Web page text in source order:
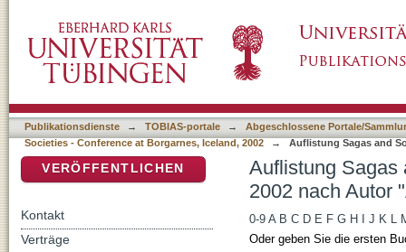
Publikationsdienste → TOBIAS-portale →
Abgeschlossene Portale/
Societies - Conference at Borgarnes, Iceland, 2002
→ Auflistung Sagas and
Auflistung Sagas
2002 nach Autor
0-9 A B C D E F G H J K L
Oder geben Sie die ersten
VERÖFFENTLICHEN
Kontakt
Verträge